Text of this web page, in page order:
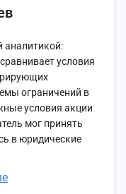
аналитикой:
условия
ограничений в
условия акции
мог принять
в юридические